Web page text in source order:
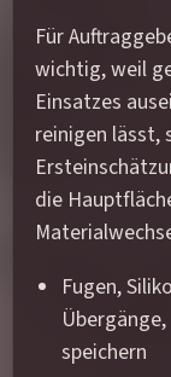
Für
wichtig, weil
Einsatzes
reinigen lässt,
die
Fugen,
speichern